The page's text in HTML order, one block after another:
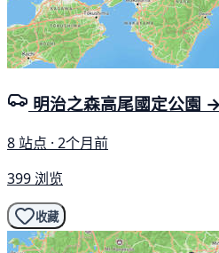
明治之森高尾國定公園
8 站点 · 2个月前
399 浏览
收藏